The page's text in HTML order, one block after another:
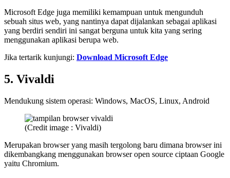
Microsoft Edge juga memiliki kemampuan untuk mengunduh
sebuah situs web, yang nantinya dapat dijalankan sebagai aplikasi
yang berdiri sendiri ini sangat berguna untuk kita yang sering
menggunakan aplikasi berupa web.
Jika tertarik kunjungi: Download Microsoft Edge
5. Vivaldi
Mendukung sistem operasi: Windows, MacOS, Linux, Android
(Credit image : Vivaldi)
Merupakan browser yang masih tergolong baru dimana browser ini
dikembangkang menggunakan browser open source ciptaan Google
yaitu Chromium.